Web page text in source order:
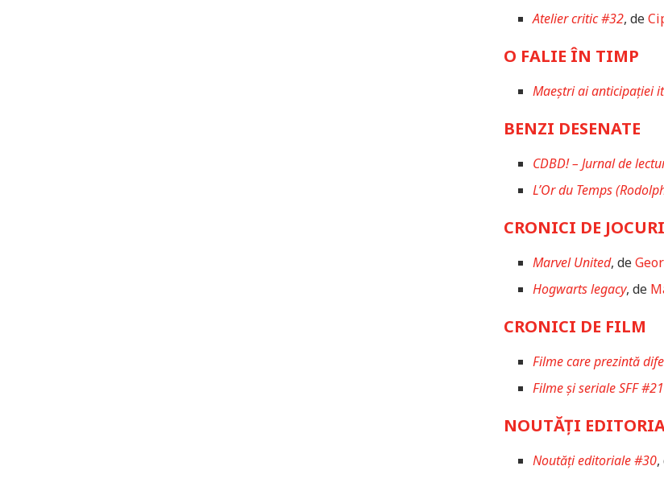
Atelier critic #32, de
O FALIE ÎN TIMP
Maeștri ai anticipației
BENZI DESENATE
CDBD! – Jurnal de
L’Or du Temps
CRONICI DE JOCURI
Marvel United, de
Hogwarts legacy, de
CRONICI DE FILM
Filme care prezintă
Filme și seriale SFF #21
NOUTĂȚI
Noutăți editoriale #30,